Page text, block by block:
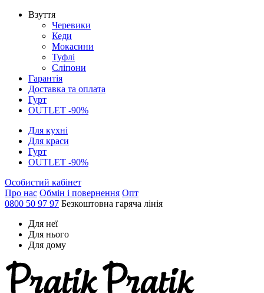
Взуття
Черевики
Кеди
Мокасини
Туфлі
Сліпони
Гарантія
Доставка та оплата
Гурт
OUTLET -90%
Для кухні
Для краси
Гурт
OUTLET -90%
Особистий кабінет
Про нас Обмін і повернення Опт
0800 50 97 97 Безкоштовна гаряча лінія
Для неї
Для нього
Для дому